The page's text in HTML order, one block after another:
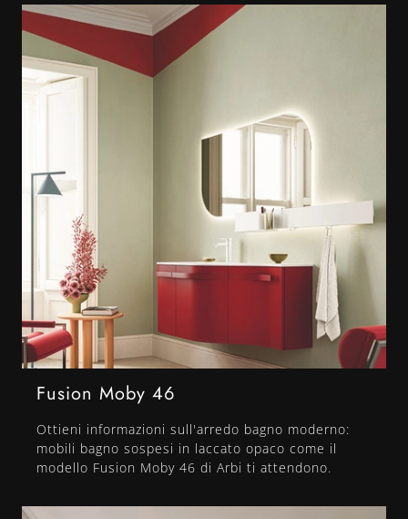
Fusion Moby 46
Ottieni informazioni sull'arredo bagno moderno:
mobili bagno sospesi in laccato opaco come il
modello Fusion Moby 46 di Arbi ti attendono.